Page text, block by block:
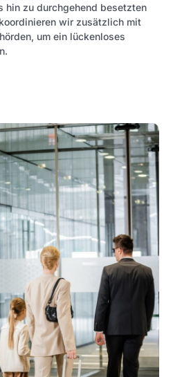
hin zu durchgehend besetzten
wir zusätzlich mit
um ein lückenloses